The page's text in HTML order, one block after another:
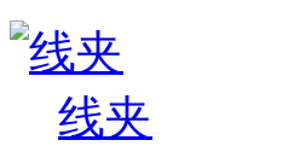
线夹